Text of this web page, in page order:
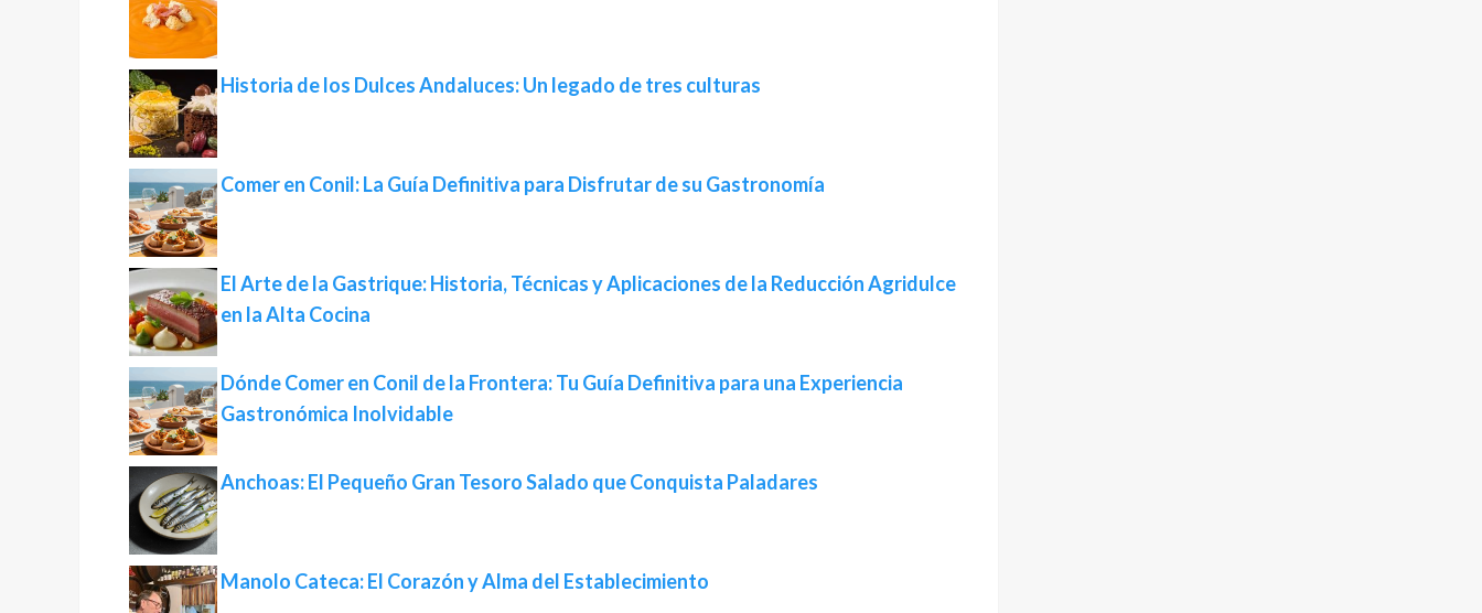
Historia de los Dulces Andaluces: Un legado de tres culturas
Comer en Conil: La Guía Definitiva para Disfrutar de su Gastronomía
El Arte de la Gastrique: Historia, Técnicas y Aplicaciones de la Reducción Agridulce
en la Alta Cocina
Dónde Comer en Conil de la Frontera: Tu Guía Definitiva para una Experiencia
Gastronómica Inolvidable
Anchoas: El Pequeño Gran Tesoro Salado que Conquista Paladares
Manolo Cateca: El Corazón y Alma del Establecimiento